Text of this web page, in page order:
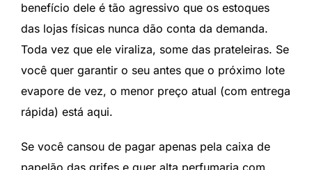
benefício dele é tão agressivo que os estoques
das lojas físicas nunca dão conta da demanda.
Toda vez que ele viraliza, some das prateleiras. Se
você quer garantir o seu antes que o próximo lote
evapore de vez, o menor preço atual (com entrega
rápida) está aqui.
Se você cansou de pagar apenas pela caixa de